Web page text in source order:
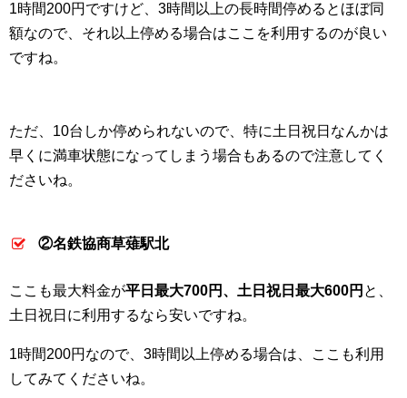
1時間200円ですけど、3時間以上の長時間停めるとほぼ同
額なので、それ以上停める場合はここを利用するのが良い
ですね。
ただ、10台しか停められないので、特に土日祝日なんかは
早くに満車状態になってしまう場合もあるので注意してく
ださいね。
②名鉄協商草薙駅北
ここも最大料金が平日最大700円、土日祝日最大600円 と、
土日祝日に利用するなら安いですね。
1時間200円なので、3時間以上停める場合は、ここも利用
してみてくださいね。